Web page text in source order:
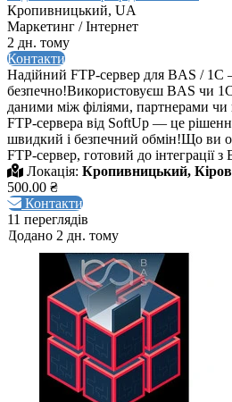
Кропивницький, UA
Маркетинг / Інтернет
2 дн. тому
Контакти
Надійний FTP-сервер для BAS / 1C
безпечно!Використовуєш BAS чи
даними між філіями, партнерами
FTP-сервера від SoftUp — це
швидкий і безпечний обмін!Що ви
FTP-сервер, готовий до інтеграції
Локація: Кропивницький,
500.00 ₴
Контакти
11 переглядів
Додано 2 дн. тому